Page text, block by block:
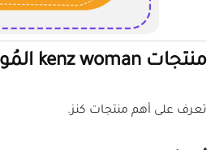
منتجات kenz woman المُوصى بها
تعرف على أهم منتجات كنز.